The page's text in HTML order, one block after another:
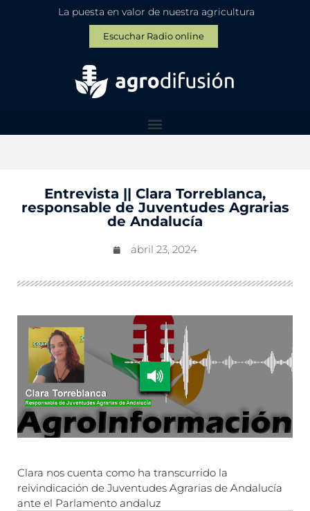
La puesta en valor de nuestra agricultura
Escuchar Radio online
Entrevista || Clara Torreblanca,
responsable de Juventudes Agrarias
de Andalucía
abril 23, 2024
Clara nos cuenta como ha transcurrido la
reivindicación de Juventudes Agrarias de Andalucía
ante el Parlamento andaluz